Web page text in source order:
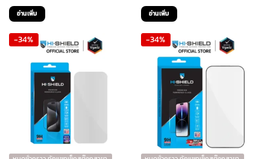
price
was:
890 ฿.590 ฿.
อ่านเพิ่ม
price
was:
890 ฿.590 ฿.
อ่านเพิ่ม
-34% -34%